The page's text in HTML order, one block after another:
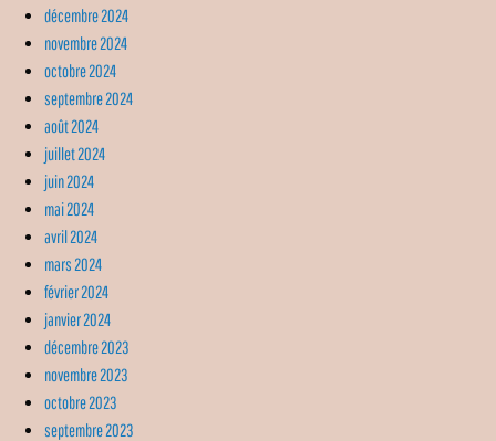
décembre 2024
novembre 2024
octobre 2024
septembre 2024
août 2024
juillet 2024
juin 2024
mai 2024
avril 2024
mars 2024
février 2024
janvier 2024
décembre 2023
novembre 2023
octobre 2023
septembre 2023